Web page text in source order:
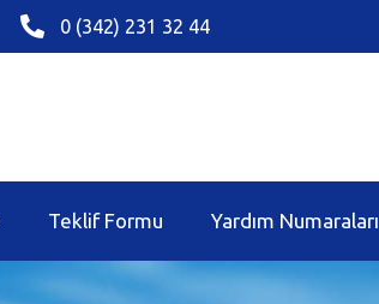
0 (342) 231 32 44
Teklif Formu Yardım Numaraları